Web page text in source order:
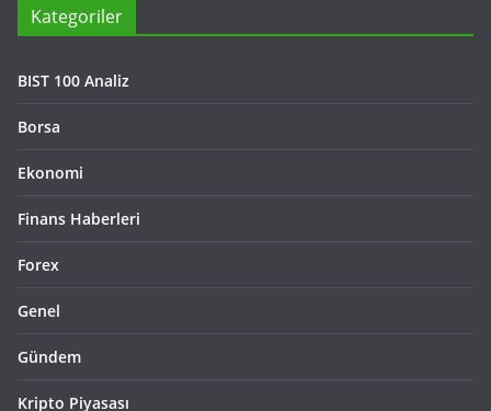
Kategoriler
BIST 100 Analiz
Borsa
Ekonomi
Finans Haberleri
Forex
Genel
Gündem
Kripto Piyasası